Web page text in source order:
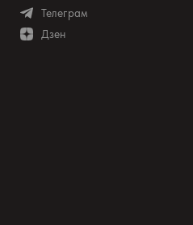
Телеграм
Дзен